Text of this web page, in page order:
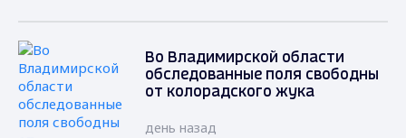
Во Владимирской области
обследованные поля свободны
от колорадского жука
день назад